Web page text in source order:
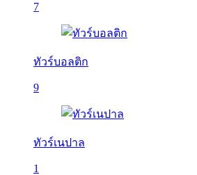
7
ทัวร์บอลติก
9
ทัวร์เนปาล
1